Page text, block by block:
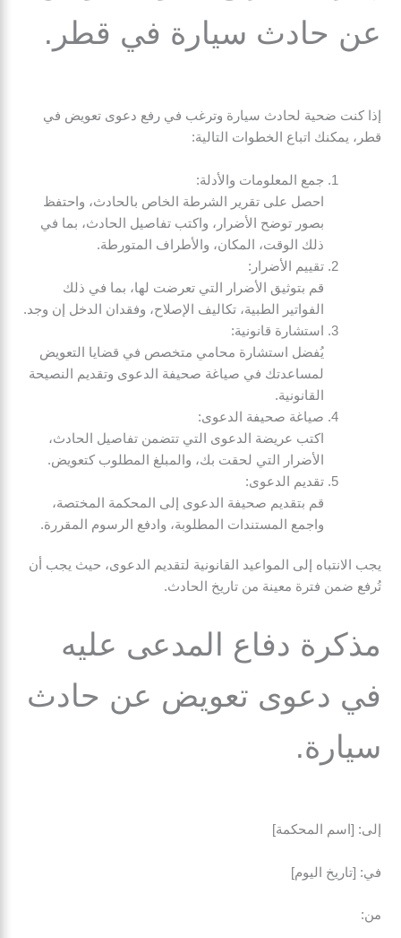
عن حادث سيارة في قطر.
إذا كنت ضحية لحادث سيارة وترغب في رفع دعوى تعويض في
قطر، يمكنك اتباع الخطوات التالية:
جمع المعلومات والأدلة:
احصل على تقرير الشرطة الخاص بالحادث، واحتفظ
بصور توضح الأضرار، واكتب تفاصيل الحادث، بما في
ذلك الوقت، المكان، والأطراف المتورطة.
تقييم الأضرار:
قم بتوثيق الأضرار التي تعرضت لها، بما في ذلك
الفواتير الطبية، تكاليف الإصلاح، وفقدان الدخل إن وجد.
استشارة قانونية:
يُفضل استشارة محامي متخصص في قضايا التعويض
لمساعدتك في صياغة صحيفة الدعوى وتقديم النصيحة
القانونية.
صياغة صحيفة الدعوى:
اكتب عريضة الدعوى التي تتضمن تفاصيل الحادث،
الأضرار التي لحقت بك، والمبلغ المطلوب كتعويض.
تقديم الدعوى:
قم بتقديم صحيفة الدعوى إلى المحكمة المختصة،
واجمع المستندات المطلوبة، وادفع الرسوم المقررة.
يجب الانتباه إلى المواعيد القانونية لتقديم الدعوى، حيث يجب أن
تُرفع ضمن فترة معينة من تاريخ الحادث.
مذكرة دفاع المدعى عليه
في دعوى تعويض عن حادث
سيارة.
إلى: [اسم المحكمة]
في: [تاريخ اليوم]
من: